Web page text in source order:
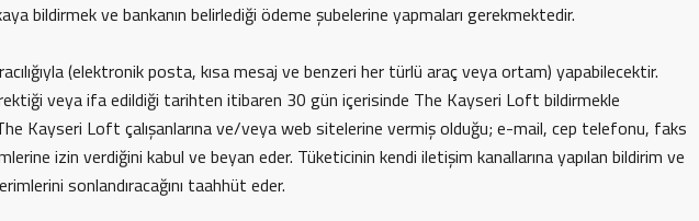
ve bankanın belirlediği ödeme şubelerine yapmaları gerekmektedir.
(elektronik posta, kısa mesaj ve benzeri her türlü araç veya ortam) yapabilecektir.
veya ifa edildiği tarihten itibaren 30 gün içerisinde The Kayseri Loft bildirmekle
Kayseri Loft çalışanlarına ve/veya web sitelerine vermiş olduğu; e-mail, cep telefonu, faks
izin verdiğini kabul ve beyan eder. Tüketicinin kendi iletişim kanallarına yapılan bildirim ve
sonlandıracağını taahhüt eder.